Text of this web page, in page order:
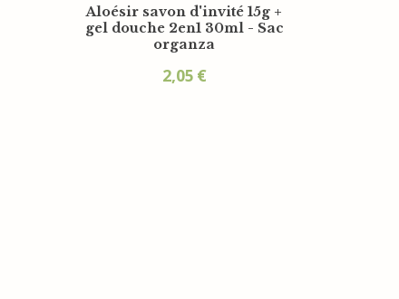
Aloésir savon d'invité 15g +
gel douche 2en1 30ml - Sac
organza
2,05 €